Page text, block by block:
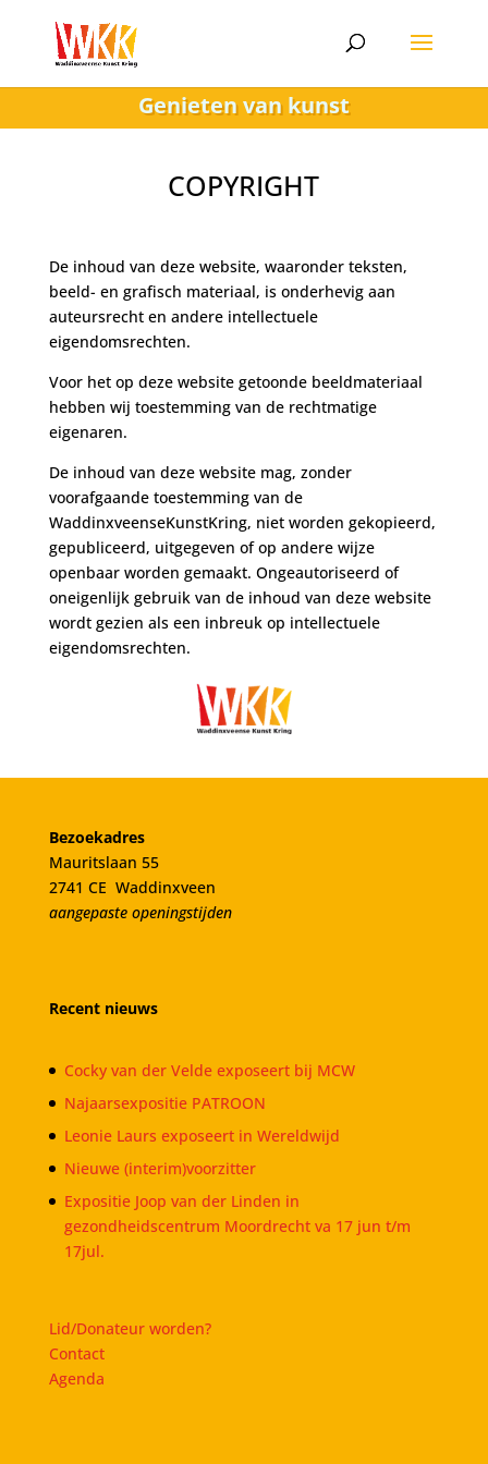
Genieten van kunst
COPYRIGHT
De inhoud van deze website, waaronder teksten,
beeld- en grafisch materiaal, is onderhevig aan
auteursrecht en andere intellectuele
eigendomsrechten.
Voor het op deze website getoonde beeldmateriaal
hebben wij toestemming van de rechtmatige
eigenaren.
De inhoud van deze website mag, zonder
voorafgaande toestemming van de
WaddinxveenseKunstKring, niet worden gekopieerd,
gepubliceerd, uitgegeven of op andere wijze
openbaar worden gemaakt. Ongeautoriseerd of
oneigenlijk gebruik van de inhoud van deze website
wordt gezien als een inbreuk op intellectuele
eigendomsrechten.
Bezoekadres
Mauritslaan 55
2741 CE Waddinxveen
aangepaste openingstijden
Recent nieuws
Cocky van der Velde exposeert bij MCW
Najaarsexpositie PATROON
Leonie Laurs exposeert in Wereldwijd
Nieuwe (interim)voorzitter
Expositie Joop van der Linden in
gezondheidscentrum Moordrecht va 17 jun t/m
17jul.
Lid/Donateur worden?
Contact
Agenda